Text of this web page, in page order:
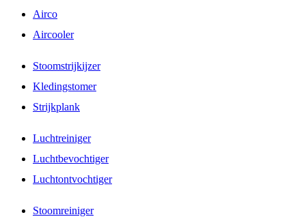
Airco
Aircooler
Stoomstrijkijzer
Kledingstomer
Strijkplank
Luchtreiniger
Luchtbevochtiger
Luchtontvochtiger
Stoomreiniger